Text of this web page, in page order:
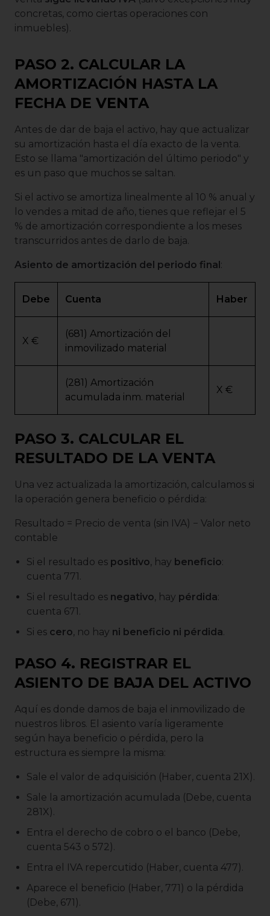
concretas, como ciertas operaciones con
inmuebles).
PASO 2. CALCULAR LA
AMORTIZACIÓN HASTA LA
FECHA DE VENTA
Antes de dar de baja el activo, hay que actualizar
su amortización hasta el día exacto de la venta.
Esto se llama "amortización del último periodo" y
es un paso que muchos se saltan.
Si el activo se amortiza linealmente al 10 % anual y
lo vendes a mitad de año, tienes que reflejar el 5
% de amortización correspondiente a los meses
transcurridos antes de darlo de baja.
Asiento de amortización del periodo final:
Debe Cuenta Haber
X €
(681) Amortización del
inmovilizado material
(281) Amortización
acumulada inm. material
X €
PASO 3. CALCULAR EL
RESULTADO DE LA VENTA
Una vez actualizada la amortización, calculamos si
la operación genera beneficio o pérdida:
Resultado = Precio de venta (sin IVA) − Valor neto
contable
Si el resultado es positivo, hay beneficio:
cuenta 771.
Si el resultado es negativo, hay pérdida:
cuenta 671.
Si es cero, no hay ni beneficio ni pérdida.
PASO 4. REGISTRAR EL
ASIENTO DE BAJA DEL ACTIVO
Aquí es donde damos de baja el inmovilizado de
nuestros libros. El asiento varía ligeramente
según haya beneficio o pérdida, pero la
estructura es siempre la misma:
Sale el valor de adquisición (Haber, cuenta 21X).
Sale la amortización acumulada (Debe, cuenta
281X).
Entra el derecho de cobro o el banco (Debe,
cuenta 543 o 572).
Entra el IVA repercutido (Haber, cuenta 477).
Aparece el beneficio (Haber, 771) o la pérdida
(Debe, 671).